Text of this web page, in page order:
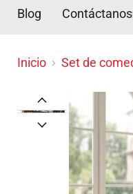
Blog
Inicio Set de